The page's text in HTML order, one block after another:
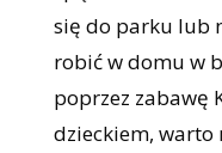
się do parku lub
robić w domu w
poprzez zabawę
dzieckiem, warto